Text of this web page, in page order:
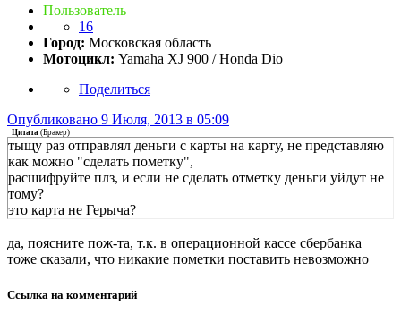
Пользователь
16
Город: Московская область
Мотоцикл: Yamaha XJ 900 / Honda Dio
Поделиться
Опубликовано 9 Июля, 2013 в 05:09
Цитата (Бракер)
тыщу раз отправлял деньги с карты на карту, не представляю
как можно "сделать пометку",
расшифруйте плз, и если не сделать отметку деньги уйдут не
тому?
это карта не Герыча?
да, поясните пож-та, т.к. в операционной кассе сбербанка
тоже сказали, что никакие пометки поставить невозможно
Ссылка на комментарий